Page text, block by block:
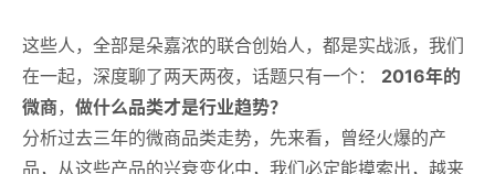
这些人，全部是朵嘉浓的联合创始人，都是实战派，我们
在一起，深度聊了两天两夜，话题只有一个： 2016年的
微商， 做什么品类才是行业趋势？
分析过去三年的微商品类走势，先来看，曾经火爆的产
品，从这些产品的兴衰变化中，我们必定能摸索出，越来